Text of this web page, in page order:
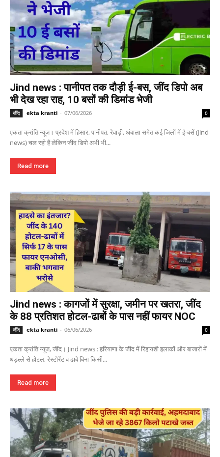
Jind news : पानीपत तक दौड़ी ई-बस, जींद डिपो अब
भी देख रहा राह, 10 बसों की डिमांड भेजी
जींद ekta kranti - 07/06/2026 0
एकता क्रांति न्यूज। प्रदेश में हिसार, पानीपत, रेवाड़ी, अंबाला समेत कई जिलों में ई-बसें (Jind
news) चल रही हैं लेकिन जींद डिपो अभी भी...
Read more
Jind news : कागजों में सुरक्षा, जमीन पर खतरा, जींद
के 88 प्रतिशत होटल-ढाबों के पास नहीं फायर NOC
जींद ekta kranti - 06/06/2026 0
एकता क्रांति न्यूज, जींद। Jind news : हरियाणा के जींद में रिहायशी इलाकों और बाजारों में
धड़ल्ले से होटल, रेस्टोरेंट व ढाबे बिना किसी...
Read more